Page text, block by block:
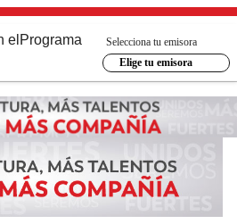
el Programa
Selecciona tu emisora
Elige tu emisora